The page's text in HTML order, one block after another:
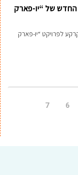
החדש של “יו-פארק
לפרויקט “יו-פארק
6
7